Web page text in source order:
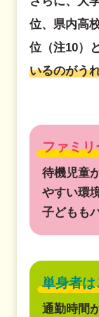
位、県内高
位（注10）と
いるのがう
ファミリ
待機児童
やすい環
子どもも
単身者は
通勤時間